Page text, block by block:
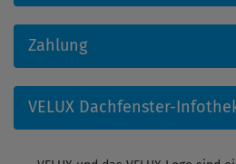
Zahlung
VELUX Dachfenster-